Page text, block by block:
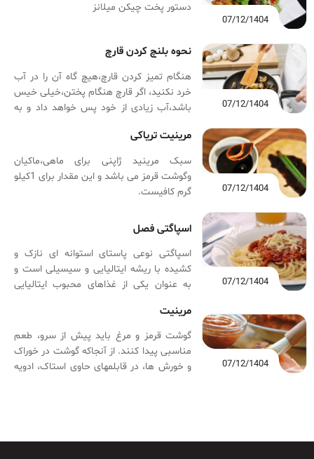
07/12/1404
دستور پخت چیکن میلانز
07/12/1404
نحوه بلنچ کردن قارچ
هنگام تمیز کردن قارچ،هیچ گاه آن را در آب
خرد نکنید، اگر قارچ هنگام پختن،خیلی خیس
باشد،آب زیادی از خود پس خواهد داد و به
07/12/1404
مرینیت تریاکی
سبک مرینید ژاپنی برای ماهی،ماکیان
وگوشت قرمز می باشد و این مقدار برای 1کیلو
گرم کافیست.
07/12/1404
اسپاگتی فصل
اسپاگتی نوعی پاستای استوانه ای نازک و
کشیده با ریشه ایتالیایی و سیسیلی است و
به عنوان یکی از غذاهای محبوب ایتالیایی
معمولی و آب تهیه می شود. اسپاگتی خشک
ایتالیایی از آرد نوعی گندم سفت به نام
Durum ساخته می شود ولی ممکن است در
کشورهای دیگر از آردهای دیگر نیز تهیه گردد.
pasta in generale” ماکارونی هم گفته
07/12/1404
مرینیت
گوشت قرمز و مرغ باید پیش از سرو، طعم
مناسبی پیدا کنند. از آنجاکه گوشت در خوراک
و خورش­ ها، در قابلمه­ای حاوی استاک، ادویه
کنید.